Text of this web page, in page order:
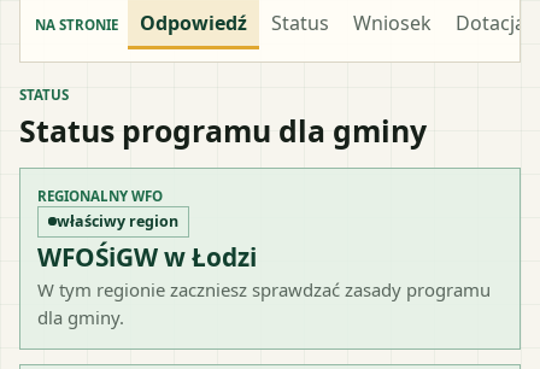
NA STRONIE Odpowiedź Status Wniosek Dotacja
STATUS
Status programu dla gminy
REGIONALNY WFO
właściwy region
WFOŚiGW w Łodzi
W tym regionie zaczniesz sprawdzać zasady programu
dla gminy.